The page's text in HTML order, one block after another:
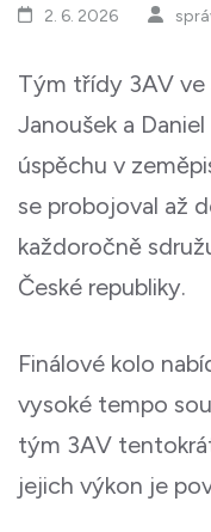
2. 6. 2026
Tým třídy 3AV ve
Janoušek a
úspěchu v
se probojoval až
každoročně
České republiky.
Finálové kolo
vysoké tempo
tým 3AV
jejich výkon je